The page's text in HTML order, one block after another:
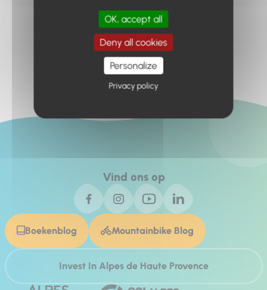
Retour à l'accueil
Vind ons op
Boekenblog Mountainbike Blog
Invest In Alpes de Haute Provence
OK, accept all
Deny all cookies
Personalize
Privacy policy